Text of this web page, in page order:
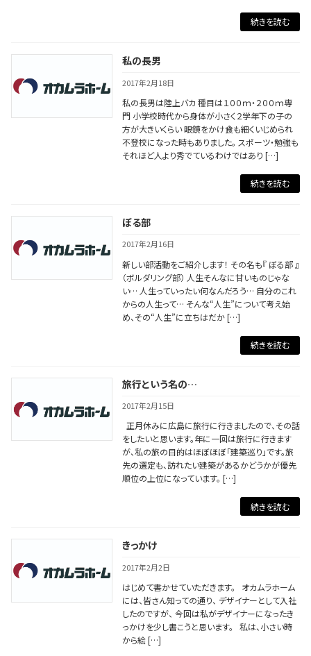
続きを読む
私の長男
2017年2月18日
私の長男は陸上バカ 種目は１００ｍ・２００ｍ専
門 小学校時代から身体が小さく２学年下の子の
方が大きいくらい 眼鏡をかけ食も細くいじめられ
不登校になった時もありました。 スポーツ・勉強も
それほど人より秀でているわけではあり […]
続きを読む
ぼる部
2017年2月16日
新しい部活動をご紹介します！ その名も『 ぼる部 』
（ボルダリング部） 人生そんなに甘いものじゃな
い… 人生っていったい何なんだろう… 自分のこれ
からの人生って… そんな“人生”について考え始
め、その“人生”に立ちはだか […]
続きを読む
旅行という名の…
2017年2月15日
正月休みに広島に旅行に行きましたので、その話
をしたいと思います。年に一回は旅行に行きます
が、私の旅の目的はほぼほぼ「建築巡り」です。旅
先の選定も、訪れたい建築があるかどうかが優先
順位の上位になっています。 […]
続きを読む
きっかけ
2017年2月2日
はじめて書かせていただきます。 オカムラホーム
には、皆さん知っての通り、 デザイナーとして入社
したのですが、 今回は私がデザイナーになったき
っかけを少し書こうと思います。 私は、小さい時
から絵 […]